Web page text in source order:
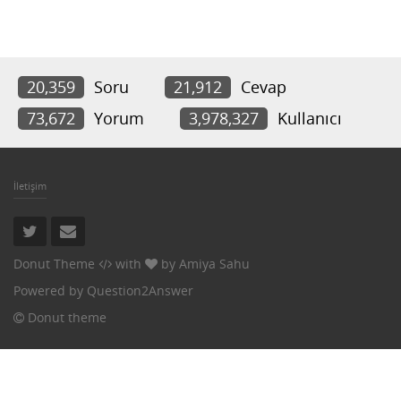
20,359 Soru 21,912
Cevap
73,672
Yorum 3,978,327 Kullanıcı
İletişim
Donut Theme with by Amiya Sahu
Powered by Question2Answer
Donut theme